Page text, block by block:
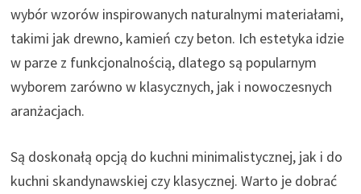
wybór wzorów inspirowanych naturalnymi materiałami,
takimi jak drewno, kamień czy beton. Ich estetyka idzie
w parze z funkcjonalnością, dlatego są popularnym
wyborem zarówno w klasycznych, jak i nowoczesnych
aranżacjach.
Są doskonałą opcją do kuchni minimalistycznej, jak i do
kuchni skandynawskiej czy klasycznej. Warto je dobrać